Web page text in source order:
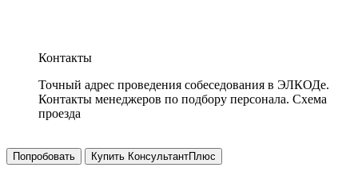
Контакты
Точный адрес проведения собеседования в ЭЛКОДе.
Контакты менеджеров по подбору персонала. Схема
проезда
Попробовать Купить КонсультантПлюс